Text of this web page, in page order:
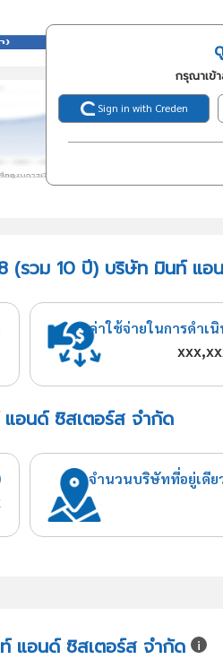
กรุณาเข้
Sign in with Creden
(รวม 10 ปี) บริษัท มินท์ แอ
ค่าใช้จ่ายในการดำเ
อนด์ ซิสเตอร์ส จำกัด
จำนวนบริษัทที่อยู่เดี
แอนด์ ซิสเตอร์ส จำกัด